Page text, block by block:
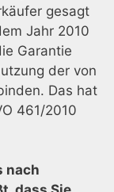
gesagt
Jahr 2010
Garantie
der von
Das hat
461/2010
nach